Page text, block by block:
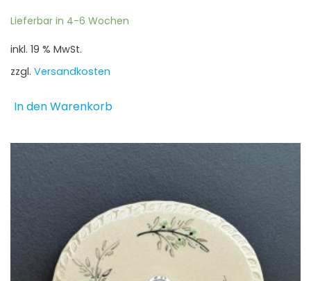
Lieferbar in 4-6 Wochen
inkl. 19 % MwSt.
zzgl. Versandkosten
In den Warenkorb